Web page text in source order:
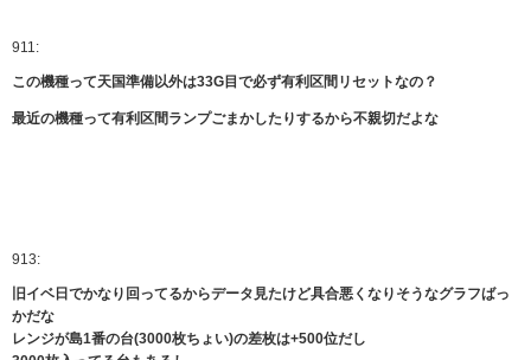
911:
この機種って天国準備以外は33G目で必ず有利区間リセットなの？
最近の機種って有利区間ランプごまかしたりするから不親切だよな
913:
旧イベ日でかなり回ってるからデータ見たけど具合悪くなりそうなグラフばっ
かだな
レンジが島1番の台(3000枚ちょい)の差枚は+500位だし